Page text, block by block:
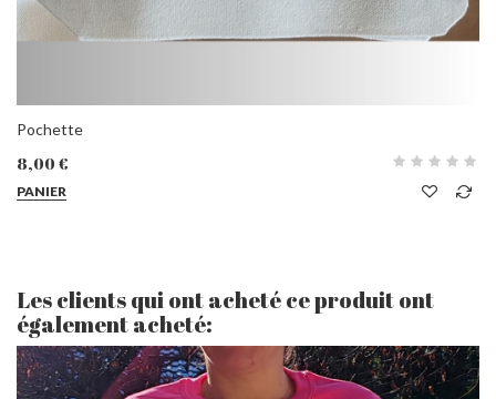
Pochette
8,00 €
PANIER
Les clients qui ont acheté ce produit ont
également acheté: